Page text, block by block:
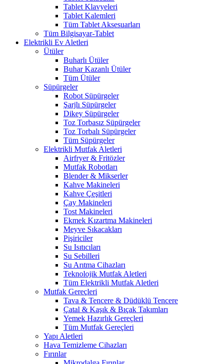
Tablet Klavyeleri
Tablet Kalemleri
Tüm Tablet Aksesuarları
Tüm Bilgisayar-Tablet
Elektrikli Ev Aletleri
Ütüler
Buharlı Ütüler
Buhar Kazanlı Ütüler
Tüm Ütüler
Süpürgeler
Robot Süpürgeler
Şarjlı Süpürgeler
Dikey Süpürgeler
Toz Torbasız Süpürgeler
Toz Torbalı Süpürgeler
Tüm Süpürgeler
Elektrikli Mutfak Aletleri
Airfryer & Fritözler
Mutfak Robotları
Blender & Mikserler
Kahve Makineleri
Kahve Çeşitleri
Çay Makineleri
Tost Makineleri
Ekmek Kızartma Makineleri
Meyve Sıkacakları
Pişiriciler
Su Isıtıcıları
Su Sebilleri
Su Arıtma Cihazları
Teknolojik Mutfak Aletleri
Tüm Elektrikli Mutfak Aletleri
Mutfak Gereçleri
Tava & Tencere & Düdüklü Tencere
Çatal & Kaşık & Bıçak Takımları
Yemek Hazırlık Gereçleri
Tüm Mutfak Gereçleri
Yapı Aletleri
Hava Temizleme Cihazları
Fırınlar